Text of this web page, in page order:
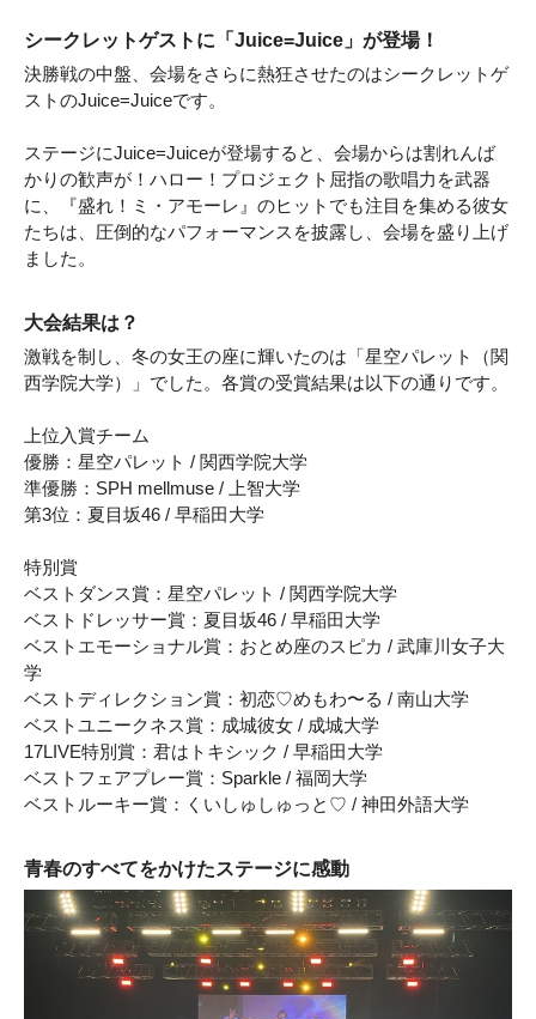
シークレットゲストに「Juice=Juice」が登場！
決勝戦の中盤、会場をさらに熱狂させたのはシークレットゲ
ストのJuice=Juiceです。
ステージにJuice=Juiceが登場すると、会場からは割れんば
かりの歓声が！ハロー！プロジェクト屈指の歌唱力を武器
に、『盛れ！ミ・アモーレ』のヒットでも注目を集める彼女
たちは、圧倒的なパフォーマンスを披露し、会場を盛り上げ
ました。
大会結果は？
激戦を制し、冬の女王の座に輝いたのは「星空パレット（関
西学院大学）」でした。各賞の受賞結果は以下の通りです。
上位入賞チーム
優勝：星空パレット / 関西学院大学
準優勝：SPH mellmuse / 上智大学
第3位：夏目坂46 / 早稲田大学
特別賞
ベストダンス賞：星空パレット / 関西学院大学
ベストドレッサー賞：夏目坂46 / 早稲田大学
ベストエモーショナル賞：おとめ座のスピカ / 武庫川女子大
学
ベストディレクション賞：初恋♡めもわ〜る / 南山大学
ベストユニークネス賞：成城彼女 / 成城大学
17LIVE特別賞：君はトキシック / 早稲田大学
ベストフェアプレー賞：Sparkle / 福岡大学
ベストルーキー賞：くいしゅしゅっと♡ / 神田外語大学
青春のすべてをかけたステージに感動